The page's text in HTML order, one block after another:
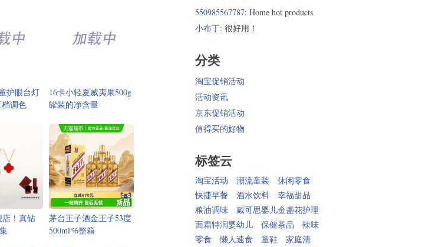
护眼台灯
调色
16卡小轻夏威夷果500g
罐装的净含量
店！真钻
茅台王子酒金王子53度
500ml*6整箱
550985567787: Home hot products
小布丁: 很好用！
分类
淘宝促销活动
活动资讯
京东促销活动
值得买的好物
标签云
淘宝活动 潮流童装
休闲零食
快捷早餐
酒水饮料
幸福甜品
粮油调味
戴可思婴儿金盏花护理
面霜特润婴幼儿
保健茶品
辣味
零食
懒人速食 童鞋
家庭清